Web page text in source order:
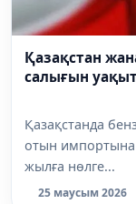
Қазақстан
салығын
Қазақстанда
отын импортына
жылға нөлге...
25 маусым 2026